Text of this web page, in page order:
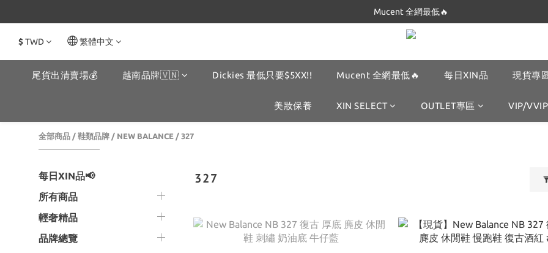
Dickies 最低只要$5XX!!
Mucent 全網最低🔥
Dickies 最低只要$5XX!!
$TWD 繁體中文
尾貨出清賣場💰 越南品牌🇻🇳 Dickies 最低只要$5XX!! Mucent 全網最低🔥 每日XIN品 現貨專
美妝保養 XIN SELECT OUTLET專區 VIP/VVIP
全部商品 / 鞋類品牌 / NEW BALANCE / 327
每日XIN品📢
所有商品
輕奢精品
品牌總覽
327